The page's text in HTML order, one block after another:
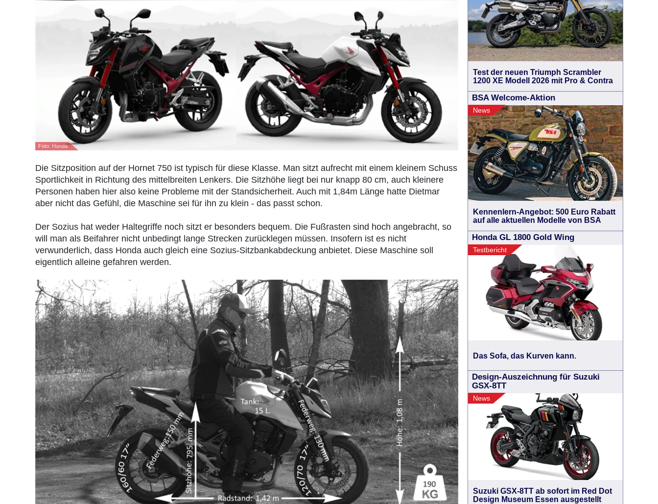
Foto: Honda
Die Sitzposition auf der Hornet 750 ist typisch für diese Klasse. Man sitzt aufrecht mit einem kleinem Schuss
Sportlichkeit in Richtung des mittelbreiten Lenkers. Die Sitzhöhe liegt bei nur knapp 80 cm, auch kleinere
Personen haben hier also keine Probleme mit der Standsicherheit. Auch mit 1,84m Länge hatte Dietmar
aber nicht das Gefühl, die Maschine sei für ihn zu klein - das passt schon.
Der Sozius hat weder Haltegriffe noch sitzt er besonders bequem. Die Fußrasten sind hoch angebracht, so
will man als Beifahrer nicht unbedingt lange Strecken zurücklegen müssen. Insofern ist es nicht
verwunderlich, dass Honda auch gleich eine Sozius-Sitzbankabdeckung anbietet. Diese Maschine soll
eigentlich alleine gefahren werden.
Test der neuen Triumph Scrambler
1200 XE Modell 2026 mit Pro & Contra
BSA Welcome-Aktion
News
Kennenlern-Angebot: 500 Euro Rabatt
auf alle aktuellen Modelle von BSA
Honda GL 1800 Gold Wing
Testbericht
Das Sofa, das Kurven kann.
Design-Auszeichnung für Suzuki
GSX-8TT
News
Suzuki GSX-8TT ab sofort im Red Dot
Design Museum Essen ausgestellt